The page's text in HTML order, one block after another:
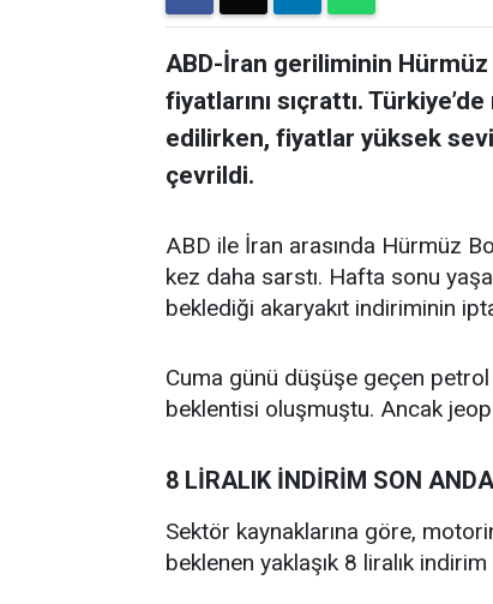
ABD-İran geriliminin Hürmüz
fiyatlarını sıçrattı.
edilirken, fiyatlar yüksek
çevrildi.
ABD ile İran arasında Hürmüz
kez daha sarstı. Hafta sonu
beklediği akaryakıt indiriminin
Cuma günü düşüşe geçen
beklentisi oluşmuştu. Ancak
8 LİRALIK İNDİRİM SON
Sektör kaynaklarına göre,
beklenen yaklaşık 8 liralık indirim